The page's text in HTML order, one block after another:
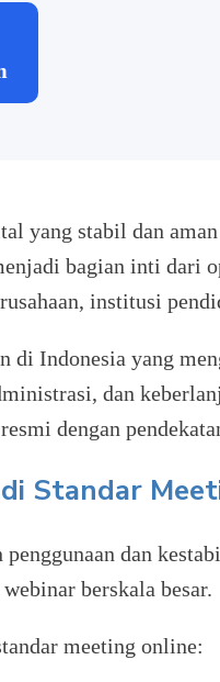
yang stabil dan
bagian inti dari
institusi
di Indonesia yang
dan
dengan
Standar
penggunaan dan
berskala besar.
meeting online: